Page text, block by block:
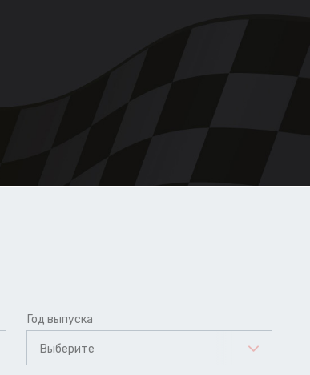
Год выпуска
Выберите